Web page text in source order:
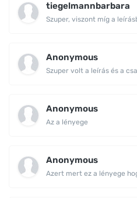
tiegelmannbarbara
Szuper, viszont míg a
Anonymous
Szuper volt a leírás és a
Anonymous
Az a lényege
Anonymous
Azert mert ez a lényege